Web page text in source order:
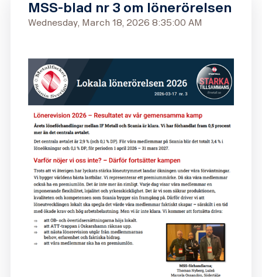
MSS-blad nr 3 om lönerörelsen
Wednesday, March 18, 2026 8:35:00 AM